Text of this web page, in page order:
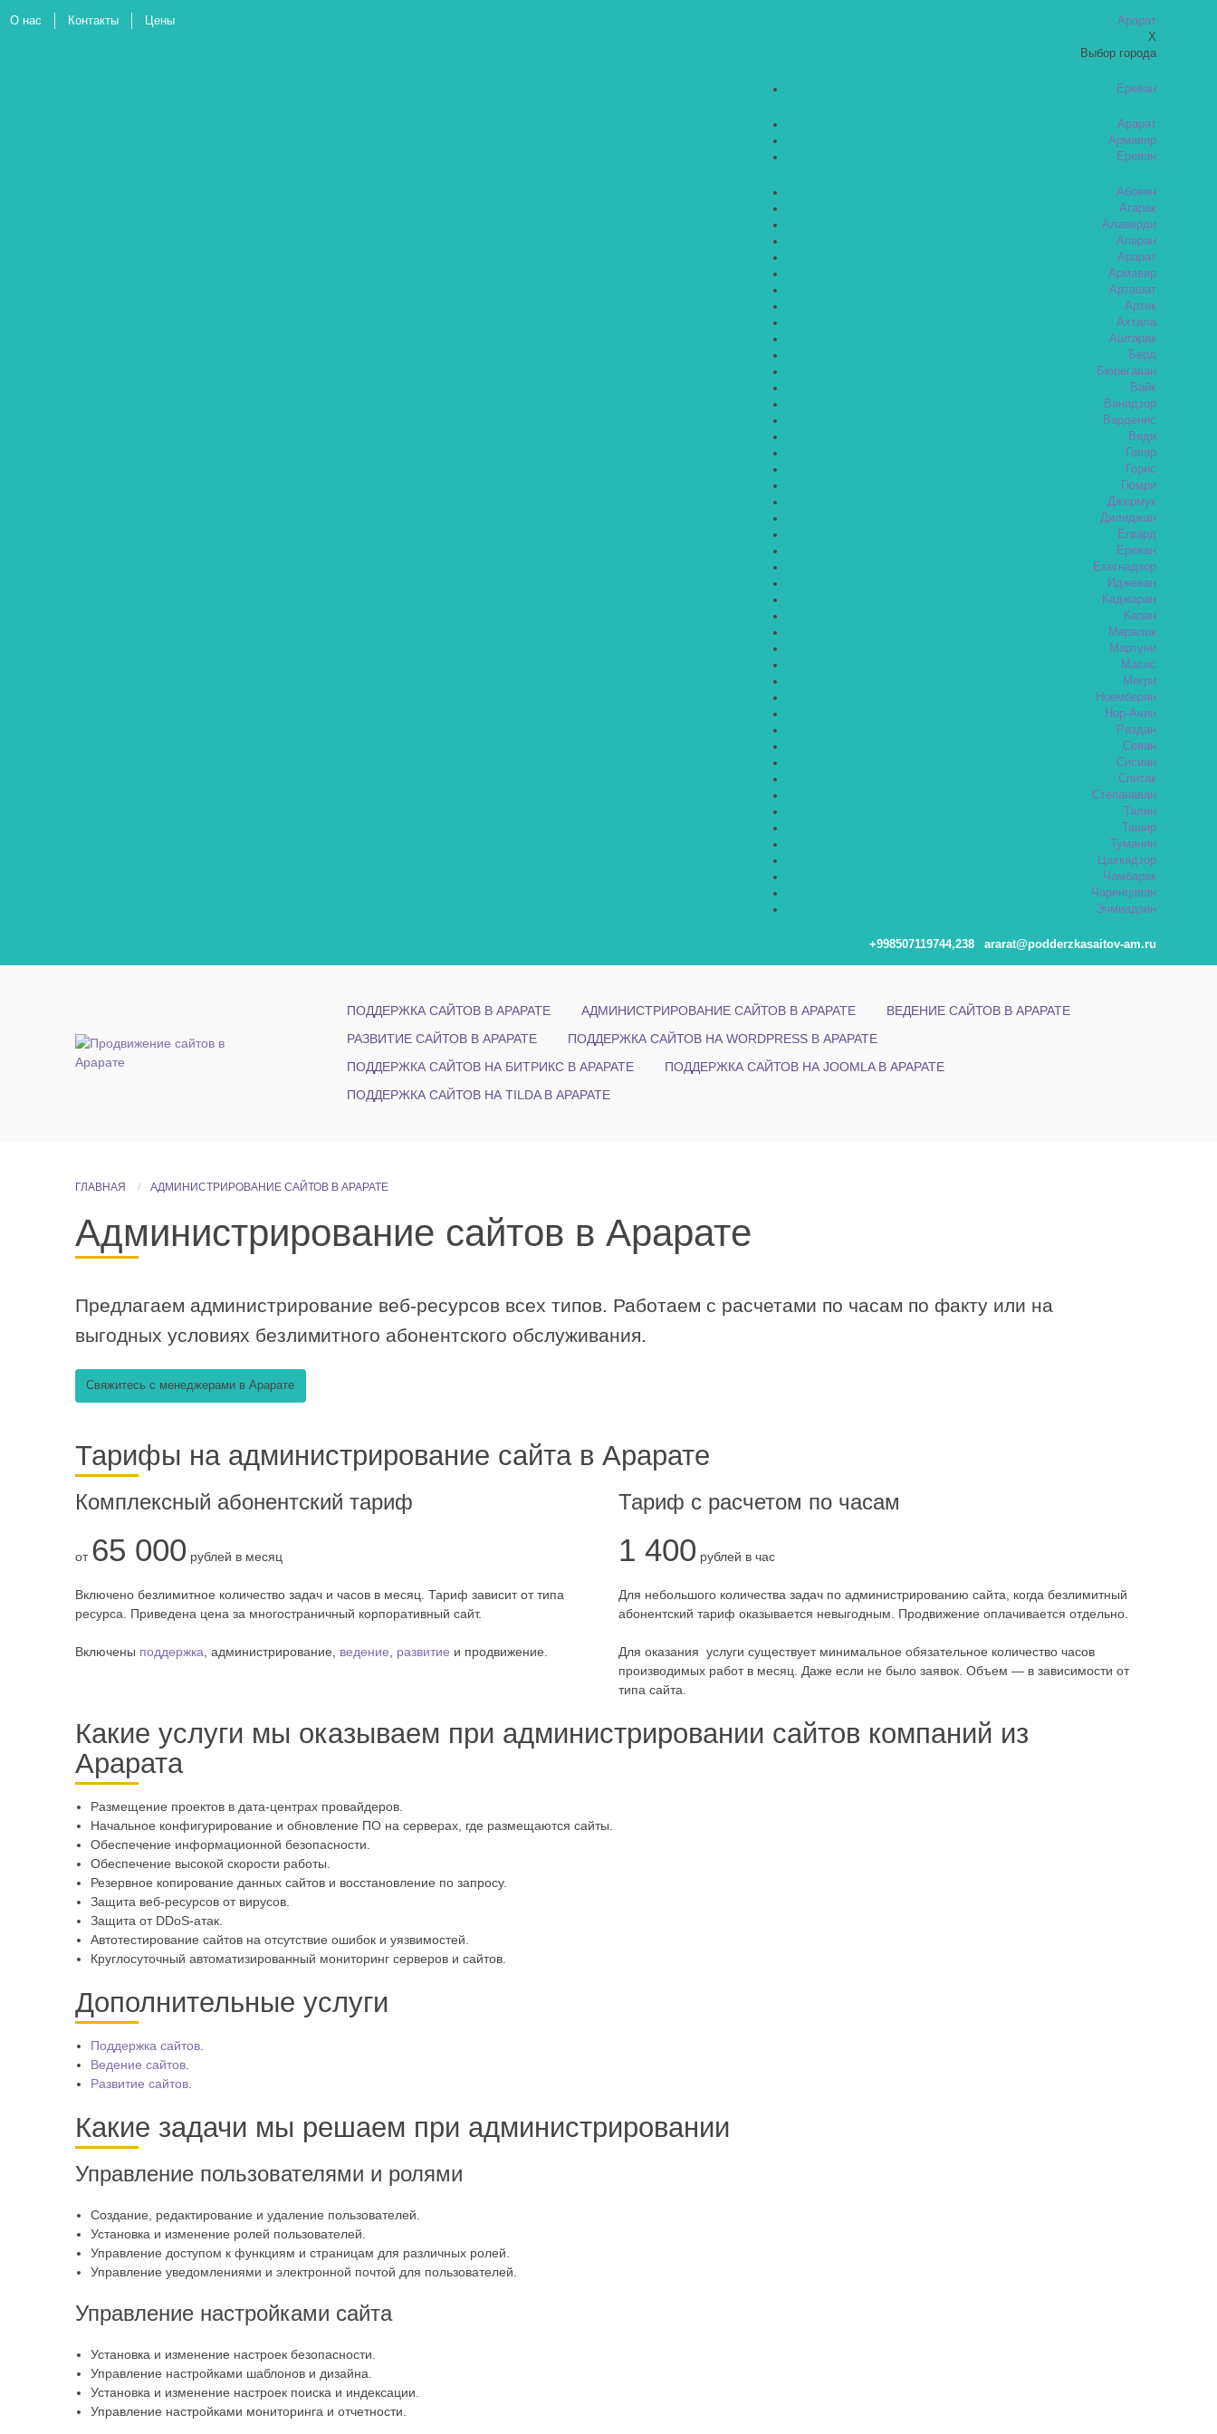
Арарат
X
Выбор города
Ереван
Арарат
Армавир
Ереван
Абовян
Агарак
Алаверди
Апаран
Арарат
Армавир
Арташат
Артик
Ахтала
Аштарак
Берд
Бюрегаван
Вайк
Ванадзор
Варденис
Веди
Гавар
Горис
Гюмри
Джермук
Дилиджан
Егвард
Ереван
Ехегнадзор
Иджеван
Каджаран
Капан
Маралик
Мартуни
Масис
Мегри
Ноемберян
Нор-Ачин
Раздан
Севан
Сисиан
Спитак
Степанаван
Талин
Ташир
Туманян
Цахкадзор
Чамбарак
Чаренцаван
Эчмиадзин
+998507119744,238 ararat@podderzkasaitov-am.ru
О нас Контакты Цены
ПОДДЕРЖКА САЙТОВ В АРАРАТЕ АДМИНИСТРИРОВАНИЕ САЙТОВ В АРАРАТЕ
ВЕДЕНИЕ САЙТОВ В АРАРАТЕ
РАЗВИТИЕ САЙТОВ В АРАРАТЕ
ПОДДЕРЖКА САЙТОВ НА WORDPRESS В АРАРАТЕ
ПОДДЕРЖКА САЙТОВ НА БИТРИКС В АРАРАТЕ
ПОДДЕРЖКА САЙТОВ НА JOOMLA В АРАРАТЕ
ПОДДЕРЖКА САЙТОВ НА TILDA В АРАРАТЕ
ГЛАВНАЯ АДМИНИСТРИРОВАНИЕ САЙТОВ В АРАРАТЕ
Администрирование сайтов в Арарате
Предлагаем администрирование веб-ресурсоввсех типов. Работаем с расчетами по часам по факту или на
выгодных условиях безлимитного абонентского обслуживания.
Свяжитесь с менеджерами в Арарате
Тарифы на администрирование сайта в Арарате
Комплексный абонентский тариф
от 65 000 рублей в месяц
Включено безлимитное количество задач и часов в месяц. Тариф зависит от типа
ресурса. Приведена цена за многостраничный корпоративный сайт.
Включены поддержка , администрирование, ведение развитие и продвижение.
Тариф с расчетом по часам
1 400 рублей в час
Для небольшого количества задач по администрированию сайта, когда безлимитный
абонентский тариф оказывается невыгодным. Продвижение оплачивается отдельно.
Для оказания услуги существует минимальное обязательное количество часов
производимых работ в месяц. Даже если не было заявок. Объем — в зависимости от
типа сайта.
Какие услуги мы оказываем при администрировании сайтов компаний из
Арарата
Размещение проектов в дата-центрах провайдеров.
Начальное конфигурирование и обновление ПО на серверах, где размещаются сайты.
Обеспечение информационной безопасности.
Обеспечение высокой скорости работы.
Резервное копирование данных сайтов и восстановление по запросу.
Защита веб-ресурсов от вирусов.
Защита от DDoS-атак.
Автотестирование сайтов на отсутствие ошибок и уязвимостей.
Круглосуточный автоматизированный мониторинг серверов и сайтов.
Дополнительные услуги
Поддержка сайтов
Ведение сайтов
Развитие сайтов
Какие задачи мы решаем при администрировании
Управление пользователями и ролями
Создание, редактирование и удаление пользователей.
Установка и изменение ролей пользователей.
Управление доступом к функциям и страницам для различных ролей.
Управление уведомлениями и электронной почтой для пользователей.
Управление настройками сайта
Установка и изменение настроек безопасности.
Управление настройками шаблонов и дизайна.
Установка и изменение настроек поиска и индексации.
Управление настройками мониторинга и отчетности.